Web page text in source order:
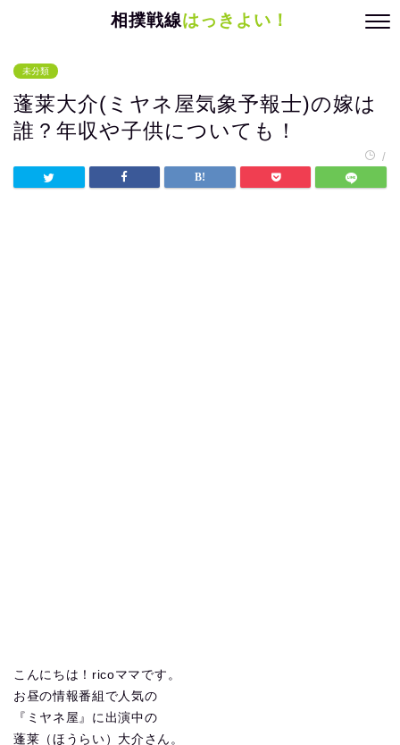
相撲戦線はっきよい！
未分類
蓬莱大介(ミヤネ屋気象予報士)の嫁は
誰？年収や子供についても！
/
こんにちは！ricoママです。
お昼の情報番組で人気の
『ミヤネ屋』に出演中の
蓬莱（ほうらい）大介さん。